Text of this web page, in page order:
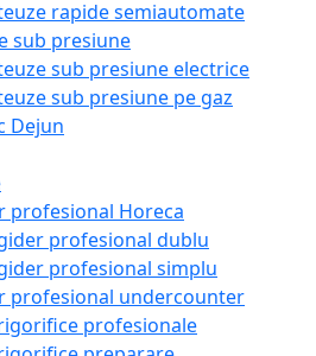
rapide semiautomate
sub presiune
sub presiune electrice
sub presiune pe gaz
Dejun
profesional Horeca
profesional dublu
profesional simplu
profesional undercounter
profesionale